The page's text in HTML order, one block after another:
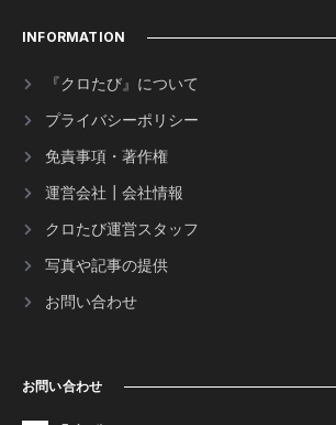
INFORMATION
『クロたび』について
プライバシーポリシー
免責事項・著作権
運営会社┃会社情報
クロたび運営スタッフ
写真や記事の提供
お問い合わせ
お問い合わせ